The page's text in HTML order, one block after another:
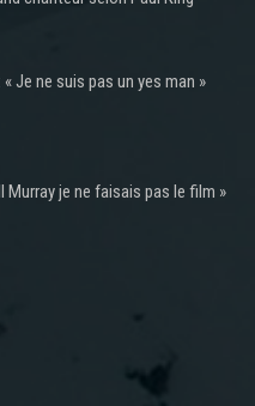
Je ne suis pas un yes man »
je ne faisais pas le film »